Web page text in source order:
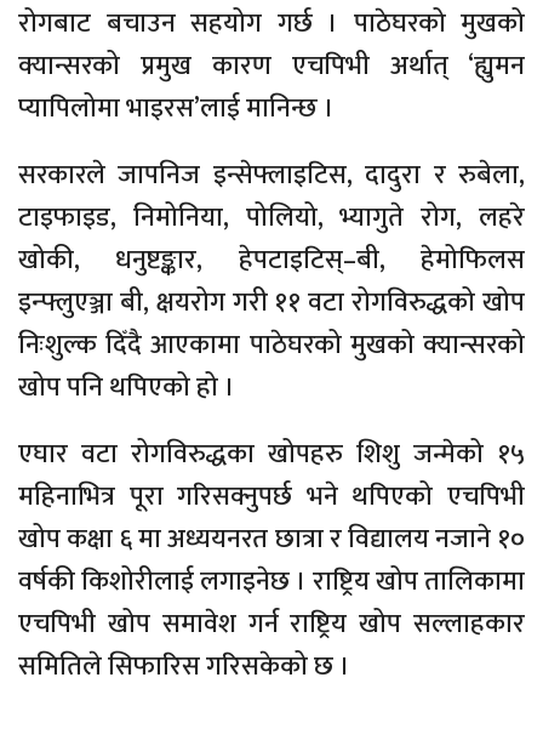
रोगबाट बचाउन सहयोग गर्छ । पाठेघरको मुखको
क्यान्सरको प्रमुख कारण एचपिभी अर्थात् ‘ह्युमन
प्यापिलोमा भाइरस’लाई मानिन्छ ।
सरकारले जापनिज इन्सेफ्लाइटिस, दादुरा र रुबेला,
टाइफाइड, निमोनिया, पोलियो, भ्यागुते रोग, लहरे
खोकी, धनुष्टङ्कार, हेपटाइटिस्–बी, हेमोफिलस
इन्फ्लुएञ्जा बी, क्षयरोग गरी ११ वटा रोगविरुद्धको खोप
निःशुल्क दिँदै आएकामा पाठेघरको मुखको क्यान्सरको
खोप पनि थपिएको हो ।
एघार वटा रोगविरुद्धका खोपहरु शिशु जन्मेको १५
महिनाभित्र पूरा गरिसक्नुपर्छ भने थपिएको एचपिभी
खोप कक्षा ६ मा अध्ययनरत छात्रा र विद्यालय नजाने १०
वर्षकी किशोरीलाई लगाइनेछ । राष्ट्रिय खोप तालिकामा
एचपिभी खोप समावेश गर्न राष्ट्रिय खोप सल्लाहकार
समितिले सिफारिस गरिसकेको छ ।